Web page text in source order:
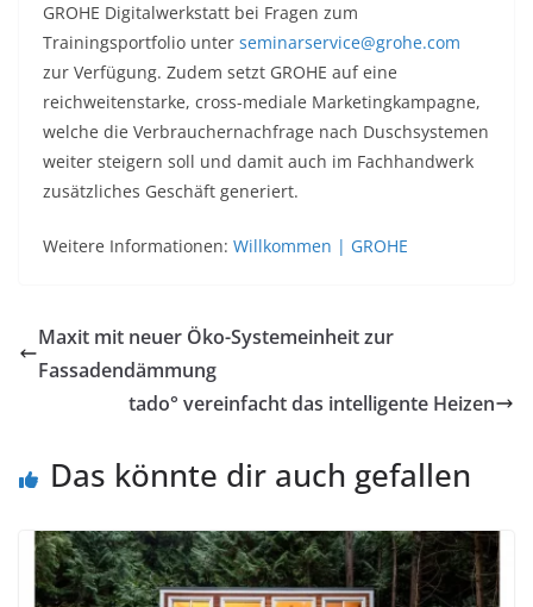
GROHE Digitalwerkstatt bei Fragen zum
Trainingsportfolio unter seminarservice@grohe.com
zur Verfügung. Zudem setzt GROHE auf eine
reichweitenstarke, cross-mediale Marketingkampagne,
welche die Verbrauchernachfrage nach Duschsystemen
weiter steigern soll und damit auch im Fachhandwerk
zusätzliches Geschäft generiert.
Weitere Informationen: Willkommen | GROHE
Maxit mit neuer Öko-Systemeinheit zur
Fassadendämmung
tado° vereinfacht das intelligente Heizen
Das könnte dir auch gefallen